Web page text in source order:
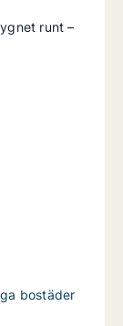
runt –
bostäder